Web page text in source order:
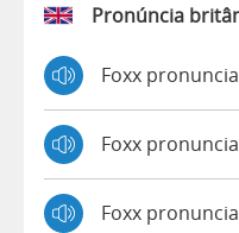
Pronúncia
Foxx
Foxx
Foxx